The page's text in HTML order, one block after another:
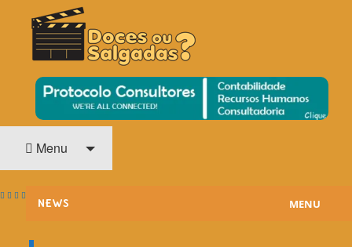
DOCES OU SALGADAS?
O Cinema? Uma Paixão!!
Menu
NEWS MENU